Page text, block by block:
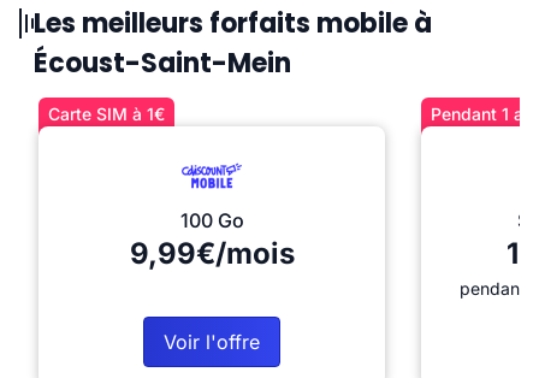
Les meilleurs forfaits mobile à
Écoust-Saint-Mein
Carte SIM à 1€
100 Go
9,99€/mois
Voir l'offre
Pendant 1
pendant